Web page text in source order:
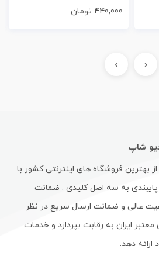
440,000 تومان
‹
›
شاپ
بهترین فروشگاه های اینترنتی کشور با
به سه اصل کلیدی : ضمانت
عالی و ضمانت ارسال سریع در نظر
معتبر ایران به رقابت بپردازد و خدمات
ارائه دهد.